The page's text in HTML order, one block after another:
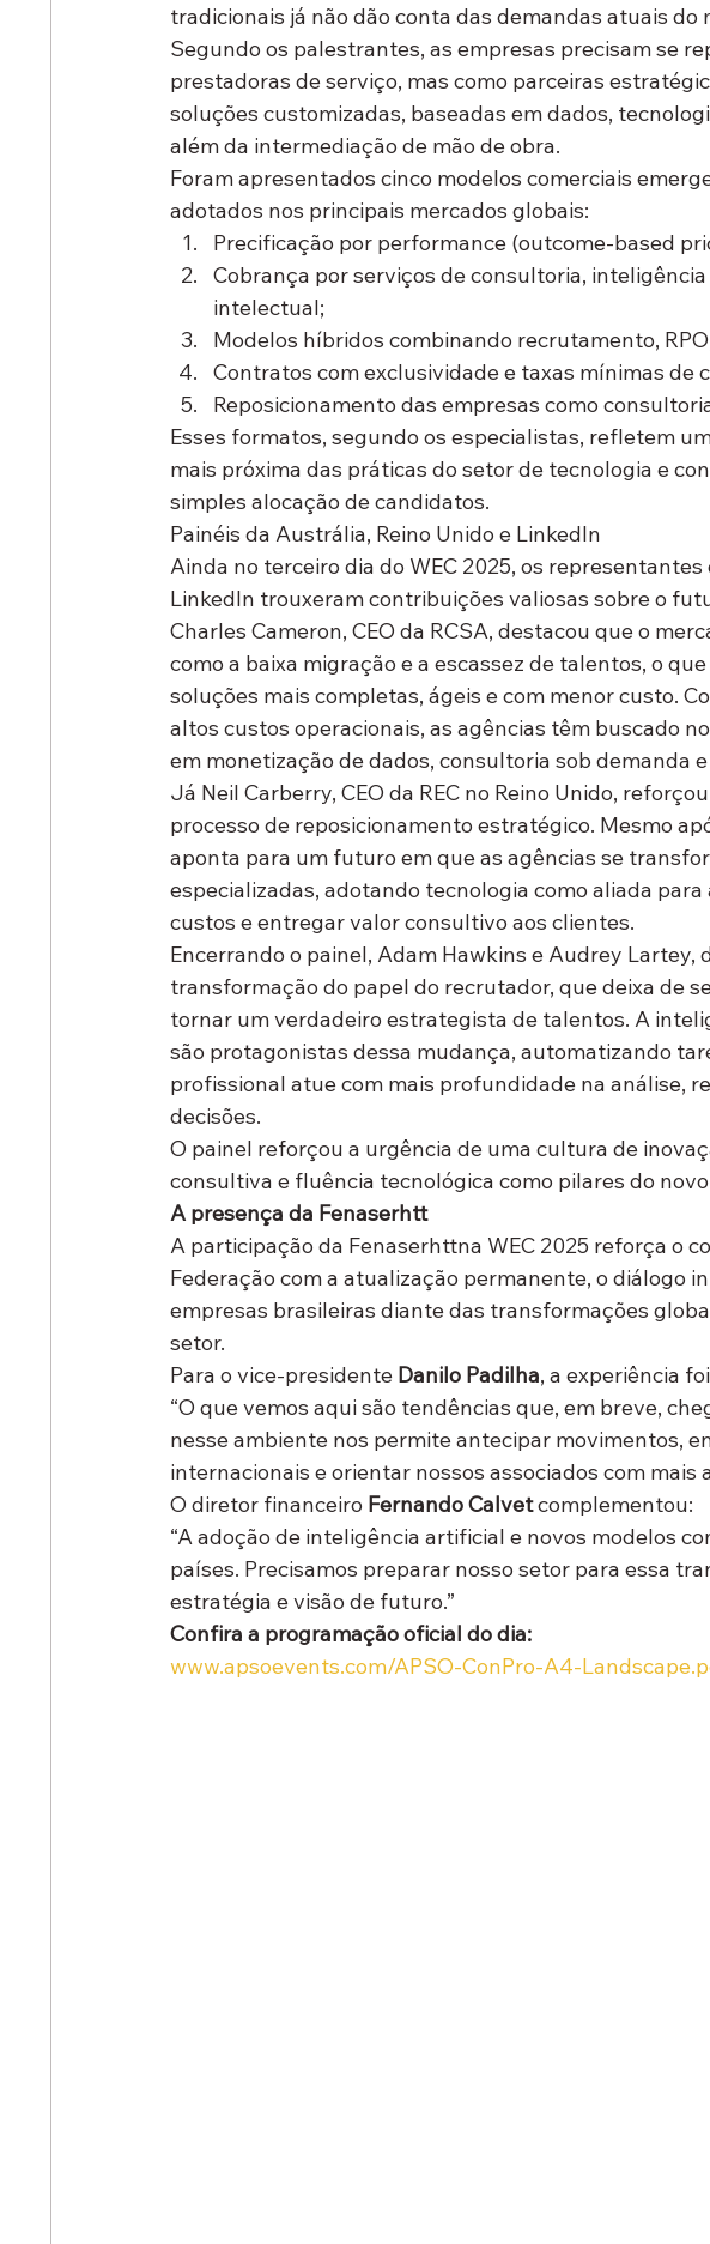
tradicionais já não dão conta das demandas atuais do
Segundo os palestrantes, as empresas precisam se
prestadoras de serviço, mas como parceiras
soluções customizadas, baseadas em dados,
além da intermediação de mão de obra.
Foram apresentados cinco modelos comerciais
adotados nos principais mercados globais:
Precificação por performance (outcome-based
Cobrança por serviços de consultoria,
intelectual;
Modelos híbridos combinando recrutamento,
Contratos com exclusividade e taxas mínimas de
Reposicionamento das empresas como
Esses formatos, segundo os especialistas, refletem
mais próxima das práticas do setor de tecnologia e
simples alocação de candidatos.
Painéis da Austrália, Reino Unido e LinkedIn
Ainda no terceiro dia do WEC 2025, os
LinkedIn trouxeram contribuições valiosas sobre o
Charles Cameron, CEO da RCSA, destacou que o
como a baixa migração e a escassez de talentos, o
soluções mais completas, ágeis e com menor custo.
altos custos operacionais, as agências têm buscado
em monetização de dados, consultoria sob demanda
Já Neil Carberry, CEO da REC no Reino Unido,
processo de reposicionamento estratégico. Mesmo
aponta para um futuro em que as agências se
especializadas, adotando tecnologia como aliada
custos e entregar valor consultivo aos clientes.
Encerrando o painel, Adam Hawkins e Audrey Lartey,
transformação do papel do recrutador, que deixa de
tornar um verdadeiro estrategista de talentos. A
são protagonistas dessa mudança, automatizando
profissional atue com mais profundidade na análise,
decisões.
O painel reforçou a urgência de uma cultura de
consultiva e fluência tecnológica como pilares do
A presença da Fenaserhtt
A participação da Fenaserhttna WEC 2025 reforça o
Federação com a atualização permanente, o diálogo
empresas brasileiras diante das transformações
setor.
Para o vice-presidente Danilo Padilha, a experiência
“O que vemos aqui são tendências que, em breve,
nesse ambiente nos permite antecipar movimentos,
internacionais e orientar nossos associados com mais
O diretor financeiro Fernando Calvet complementou:
“A adoção de inteligência artificial e novos modelos
países. Precisamos preparar nosso setor para essa
estratégia e visão de futuro.”
Confira a programação oficial do dia:
www.apsoevents.com/APSO-ConPro-A4-